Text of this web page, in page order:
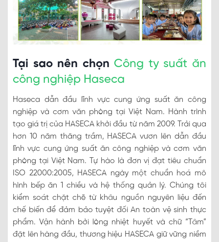
Tại sao nên chọn Công ty suất ăn
công nghiệp Haseca
Haseca dẫn đầu lĩnh vực cung ứng suất ăn công
nghiệp và cơm văn phòng tại Việt Nam. Hành trình
tạo giá trị của HASECA khởi đầu từ năm 2009. Trải qua
hơn 10 năm thăng trầm, HASECA vươn lên dẫn đầu
lĩnh vực cung ứng suất ăn công nghiệp và cơm văn
phòng tại Việt Nam. Tự hào là đơn vị đạt tiêu chuẩn
ISO 22000:2005, HASECA ngày một chuẩn hoá mô
hình bếp ăn 1 chiều và hệ thống quản lý. Chúng tôi
kiểm soát chặt chẽ từ khâu nguồn nguyên liệu đến
chế biến để đảm bảo tuyệt đối An toàn vệ sinh thực
phẩm. Vận hành bởi lòng nhiệt huyết và chữ “Tâm”
đặt lên hàng đầu, thương hiệu HASECA giữ vững niềm